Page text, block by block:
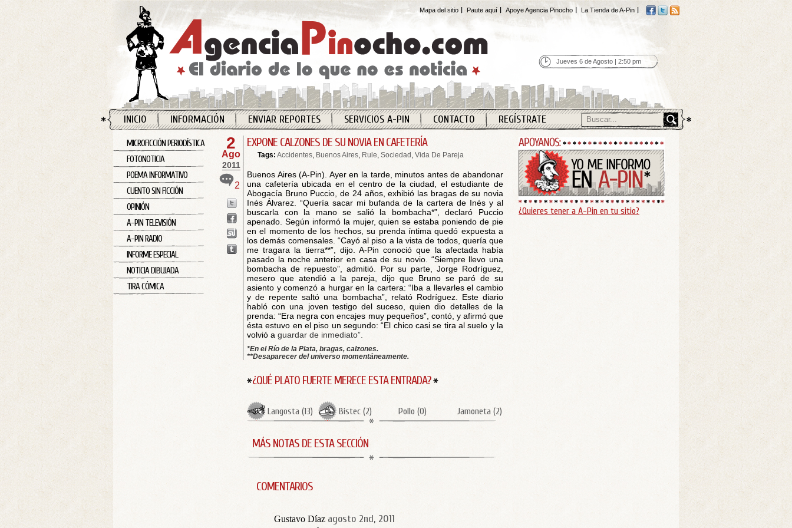
Mapa del sitio Paute aquí Apoye Agencia Pinocho La Tienda de A-Pin
Jueves 6 de Agosto | 2:50 pm
INICIO INFORMACIÓN ENVIAR REPORTES SERVICIOS A-PIN CONTACTO REGÍSTRATE
MICROFICCIÓN PERIODÍSTICA
FOTONOTICIA
POEMA INFORMATIVO
CUENTO SIN FICCIÓN
OPINIÓN
A-PIN TELEVISIÓN
A-PIN RADIO
INFORME ESPECIAL
NOTICIA DIBUJADA
TIRA CÓMICA
2
Ago
2011
2
EXPONE CALZONES DE SU NOVIA EN CAFETERÍA
Tags: Accidentes, Buenos Aires, Rule, Sociedad , Vida De Pareja
Buenos Aires (A-Pin). Ayer en la tarde, minutos antes de abandonar
una cafetería ubicada en el centro de la ciudad, el estudiante de
Abogacía Bruno Puccio, de 24 años, exhibió las bragas de su novia
Inés Álvarez. “Quería sacar mi bufanda de la cartera de Inés y al
buscarla con la mano se salió la bombacha*”, declaró Puccio
apenado. Según informó la mujer, quien se estaba poniendo de pie
en el momento de los hechos, su prenda íntima quedó expuesta a
los demás comensales. “Cayó al piso a la vista de todos, quería que
me tragara la tierra**”, dijo. A-Pin conoció que la afectada había
pasado la noche anterior en casa de su novio. “Siempre llevo una
bombacha de repuesto”, admitió. Por su parte, Jorge Rodríguez,
mesero que atendió a la pareja, dijo que Bruno se paró de su
asiento y comenzó a hurgar en la cartera: “Iba a llevarles el cambio
y de repente saltó una bombacha”, relató Rodríguez. Este diario
habló con una joven testigo del suceso, quien dio detalles de la
prenda: “Era negra con encajes muy pequeños”, contó, y afirmó que
ésta estuvo en el piso un segundo: “El chico casi se tira al suelo y la
volvió a guardar de inmediato”.
*En el Río de la Plata, bragas, calzones.
**Desaparecer del universo momentáneamente.
¿QUÉ PLATO FUERTE MERECE ESTA ENTRADA?
Langosta (13) Bistec (2) Pollo (0) Jamoneta (2)
MÁS NOTAS DE ESTA SECCIÓN
COMENTARIOS
Gustavo Díaz agosto 2nd, 2011
¿Quieres tener a A-Pin en tu sitio?